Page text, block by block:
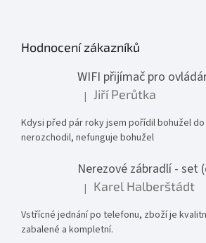
Hodnocení zákazníků
WIFI přijímač pro
Hodnocení produktu je 1 z 5
| Jiří Perůtka
Kdysi před pár roky jsem pořídil bohužel
nerozchodil, nefunguje bohužel
Hodnocení produktu je 5 z 5
| Karel Halberštádt
Vstřícné jednání po telefonu, zboží je
zabalené a kompletní.